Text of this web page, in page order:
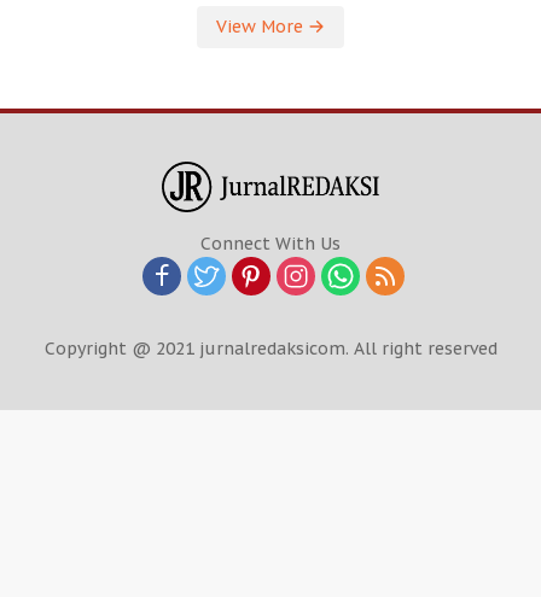
View More
Connect With Us
Copyright @ 2021 jurnalredaksicom. All right reserved